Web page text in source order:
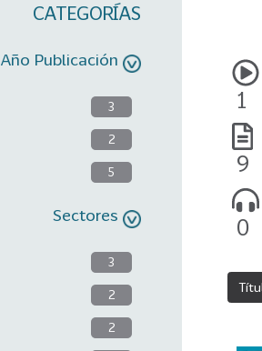
CATEGORÍAS
Año Publicación
3
2
5
Sectores
3
2
2
1
9
0